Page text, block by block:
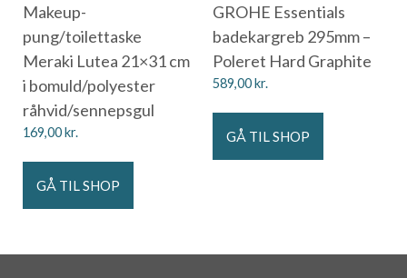
Makeup-
pung/toilettaske
Meraki Lutea 21×31 cm
i bomuld/polyester
råhvid/sennepsgul
169,00kr.
GÅ TIL SHOP
GROHE Essentials
badekargreb 295mm –
Poleret Hard Graphite
589,00kr.
GÅ TIL SHOP